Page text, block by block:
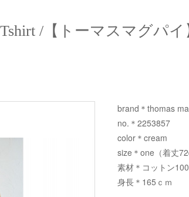
Tshirt /【トーマスマグパ
brand＊thomas
no.＊2253857
color＊cream
size＊one（着丈
素材＊コットン
身長＊165ｃｍ